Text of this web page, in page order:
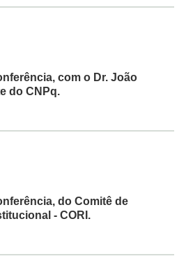
com o Dr. João
do CNPq.
do Comitê de
- CORI.